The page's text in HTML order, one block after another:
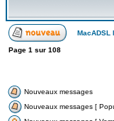
MacADSL
Page 1 sur 108
Nouveaux messages
Nouveaux messages [